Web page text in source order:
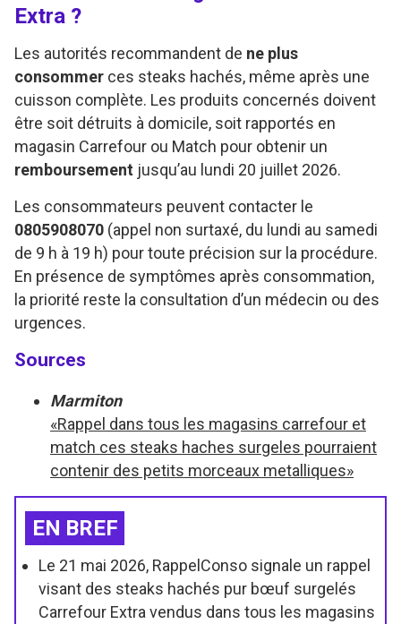
Extra ?
Les autorités recommandent de ne plus
consommer ces steaks hachés, même après une
cuisson complète. Les produits concernés doivent
être soit détruits à domicile, soit rapportés en
magasin Carrefour ou Match pour obtenir un
remboursement jusqu’au lundi 20 juillet 2026.
Les consommateurs peuvent contacter le
0805908070 (appel non surtaxé, du lundi au samedi
de 9 h à 19 h) pour toute précision sur la procédure.
En présence de symptômes après consommation,
la priorité reste la consultation d’un médecin ou des
urgences.
Sources
Marmiton
«Rappel dans tous les magasins carrefour et
match ces steaks haches surgeles pourraient
contenir des petits morceaux metalliques»
EN BREF
Le 21 mai 2026, RappelConso signale un rappel
visant des steaks hachés pur bœuf surgelés
Carrefour Extra vendus dans tous les magasins